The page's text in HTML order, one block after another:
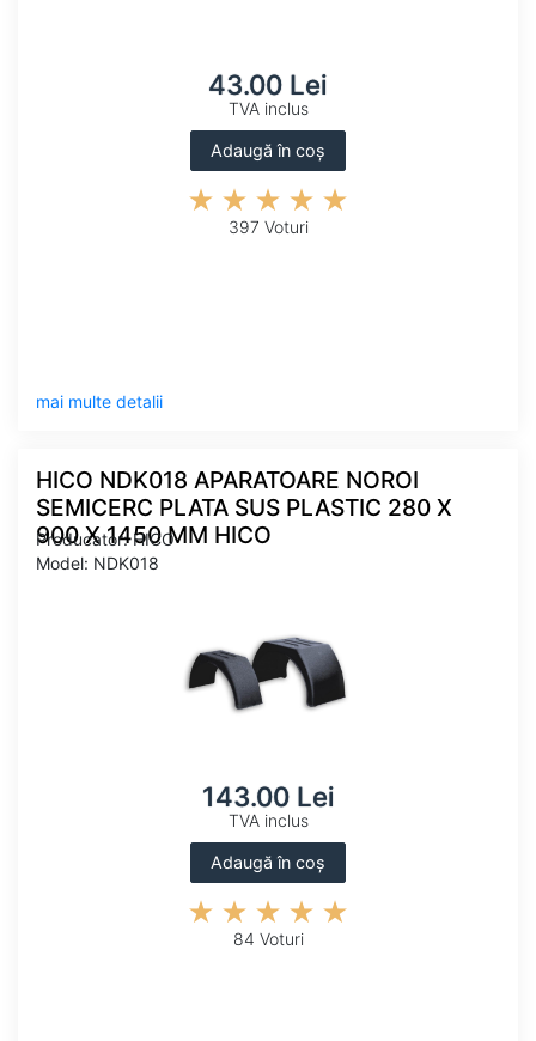
43.00 Lei
TVA inclus
Adaugă în coș
397 Voturi
mai multe detalii
HICO NDK018 APARATOARE NOROI
SEMICERC PLATA SUS PLASTIC 280 X
900 X 1450 MM HICO
Producator: HICO
Model: NDK018
143.00 Lei
TVA inclus
Adaugă în coș
84 Voturi